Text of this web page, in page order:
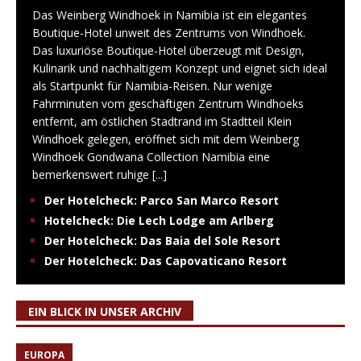
Das Weinberg Windhoek in Namibia ist ein elegantes
Boutique-Hotel unweit des Zentrums von Windhoek.
Das luxuriöse Boutique-Hotel überzeugt mit Design,
Kulinarik und nachhaltigem Konzept und eignet sich ideal
als Startpunkt für Namibia-Reisen. Nur wenige
Fahrminuten vom geschäftigen Zentrum Windhoeks
entfernt, am östlichen Stadtrand im Stadtteil Klein
Windhoek gelegen, eröffnet sich mit dem Weinberg
Windhoek Gondwana Collection Namibia eine
bemerkenswert ruhige [...]
Der Hotelcheck: Parco San Marco Resort
Hotelcheck: Die Lech Lodge am Arlberg
Der Hotelcheck: Das Baia del Sole Resort
Der Hotelcheck: Das Capovaticano Resort
EIN BLICK IN UNSER ARCHIV
EUROPA